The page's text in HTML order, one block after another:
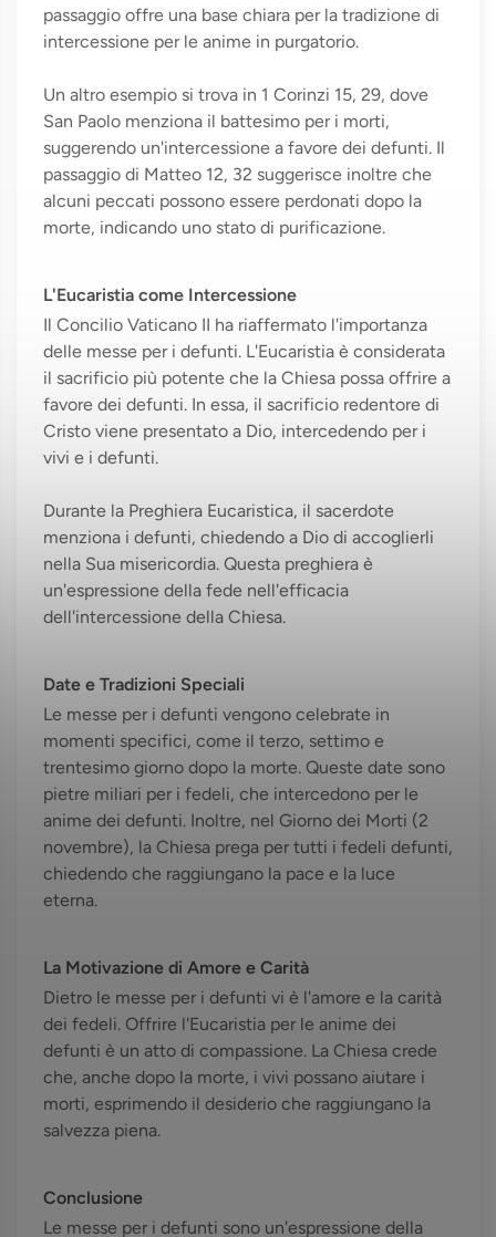
passaggio offre una base chiara per la tradizione di
intercessione per le anime in purgatorio.
Un altro esempio si trova in 1 Corinzi 15, 29, dove
San Paolo menziona il battesimo per i morti,
suggerendo un'intercessione a favore dei defunti. Il
passaggio di Matteo 12, 32 suggerisce inoltre che
alcuni peccati possono essere perdonati dopo la
morte, indicando uno stato di purificazione.
L'Eucaristia come Intercessione
Il Concilio Vaticano II ha riaffermato l'importanza
delle messe per i defunti. L'Eucaristia è considerata
il sacrificio più potente che la Chiesa possa offrire a
favore dei defunti. In essa, il sacrificio redentore di
Cristo viene presentato a Dio, intercedendo per i
vivi e i defunti.
Durante la Preghiera Eucaristica, il sacerdote
menziona i defunti, chiedendo a Dio di accoglierli
nella Sua misericordia. Questa preghiera è
un'espressione della fede nell'efficacia
dell'intercessione della Chiesa.
Date e Tradizioni Speciali
Le messe per i defunti vengono celebrate in
momenti specifici, come il terzo, settimo e
trentesimo giorno dopo la morte. Queste date sono
pietre miliari per i fedeli, che intercedono per le
anime dei defunti. Inoltre, nel Giorno dei Morti (2
novembre), la Chiesa prega per tutti i fedeli defunti,
chiedendo che raggiungano la pace e la luce
eterna.
La Motivazione di Amore e Carità
Dietro le messe per i defunti vi è l'amore e la carità
dei fedeli. Offrire l'Eucaristia per le anime dei
defunti è un atto di compassione. La Chiesa crede
che, anche dopo la morte, i vivi possano aiutare i
morti, esprimendo il desiderio che raggiungano la
salvezza piena.
Conclusione
Le messe per i defunti sono un'espressione della